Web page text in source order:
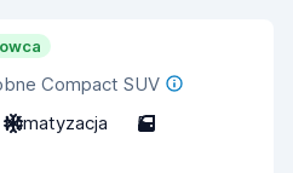
Compact SUV
Klimatyzacja 5